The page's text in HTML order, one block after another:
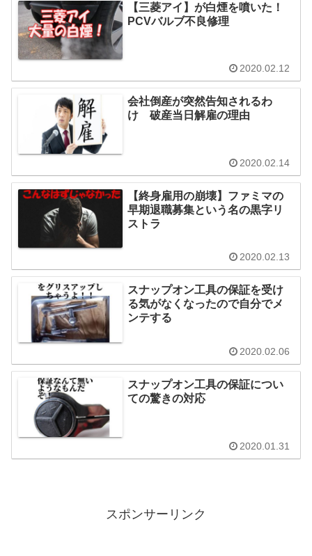
【三菱アイ】が白煙を噴いた！
PCVバルブ不良修理
2020.02.12
会社倒産が突然告知されるわ
け 破産当日解雇の理由
2020.02.14
【終身雇用の崩壊】ファミマの
早期退職募集という名の黒字リ
ストラ
2020.02.13
スナップオン工具の保証を受け
る気がなくなったので自分でメ
ンテする
2020.02.06
スナップオン工具の保証につい
ての驚きの対応
2020.01.31
スポンサーリンク